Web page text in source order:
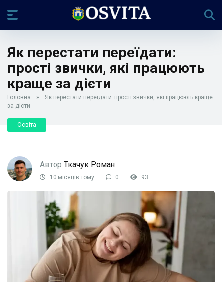
Як перестати переїдати:
прості звички, які працюють
краще за дієти
Головна »
Як перестати переїдати: прості звички, які працюють краще
за дієти
Освіта
Автор Ткачук Роман
10 місяців тому 0 93